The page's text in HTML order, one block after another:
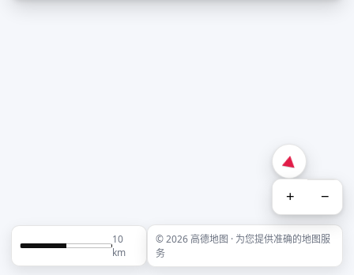
+ −
10
km
© 2026 高德地图 · 为您提供准确的地图服
务